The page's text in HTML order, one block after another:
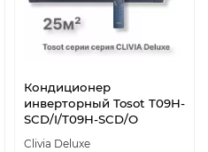
Кондиционер
инверторный Tosot T09H-
SCD/I/T09H-SCD/O
Clivia Deluxe